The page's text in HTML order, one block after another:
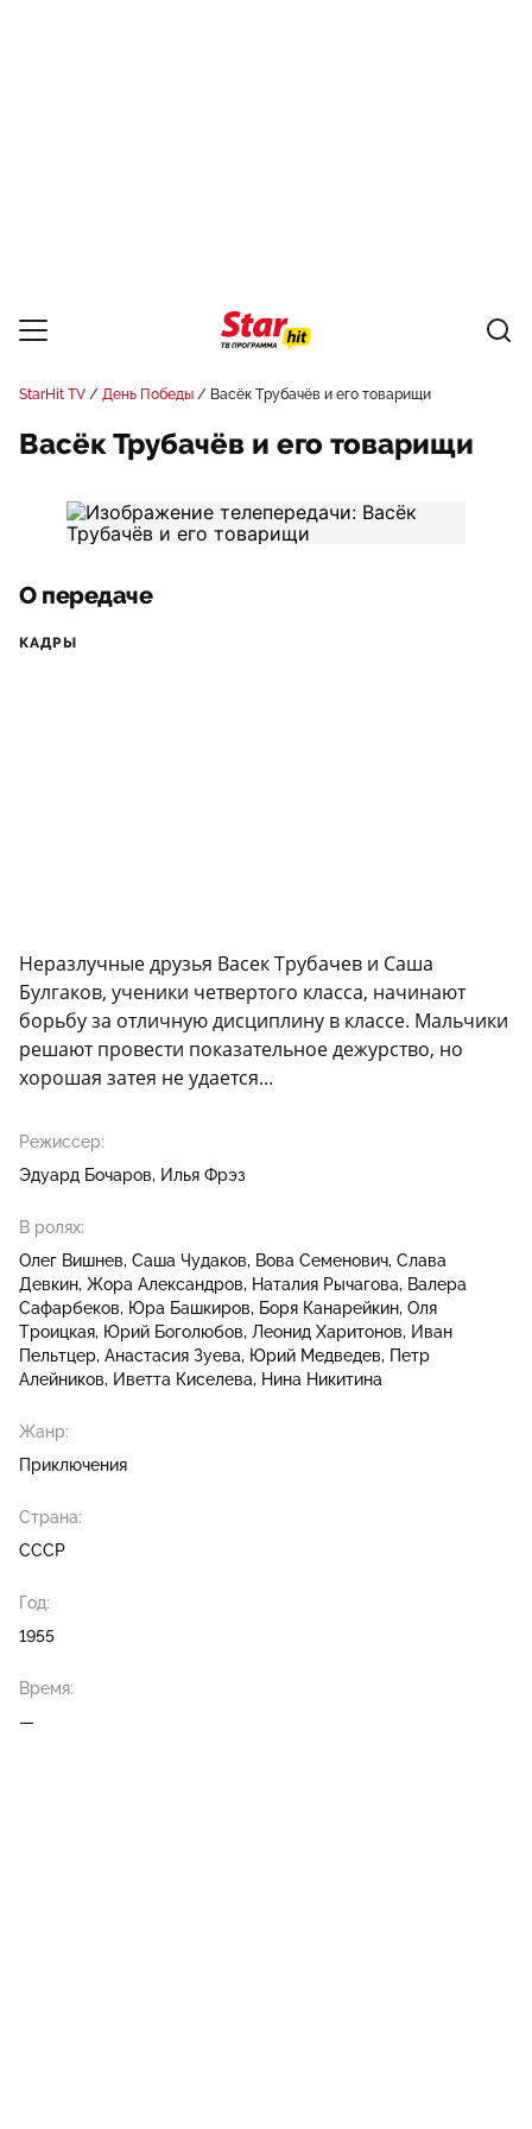
StarHit TV День Победы Васёк Трубачёв и его товарищи
Васёк Трубачёв и его товарищи
О передаче
КАДРЫ
Неразлучные друзья Васек Трубачев и Саша
Булгаков, ученики четвертого класса, начинают
борьбу за отличную дисциплину в классе. Мальчики
решают провести показательное дежурство, но
хорошая затея не удается...
Режиссер:
Эдуард Бочаров
Илья Фрэз
В ролях:
Олег Вишнев Саша Чудаков Вова Семенович Слава
Девкин Жора Александров Наталия Рычагова
Валера
Сафарбеков
Юра Башкиров Боря Канарейкин Оля
Троицкая Юрий Боголюбов Леонид Харитонов
Иван
Пельтцер Анастасия Зуева Юрий Медведев
Петр
Алейников
Иветта Киселева Нина Никитина
Жанр:
Приключения
Страна:
СССР
Год:
1955
Время:
—